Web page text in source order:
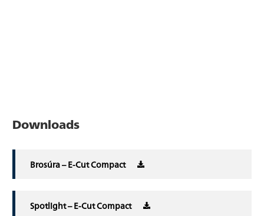
Downloads
Brosúra – E-Cut Compact
Spotlight – E-Cut Compact